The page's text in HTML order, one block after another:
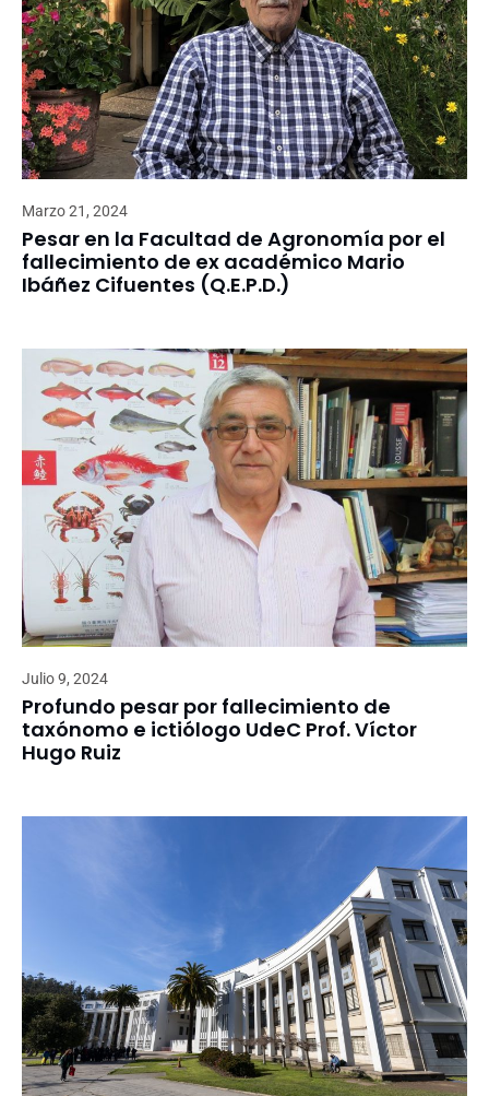
Marzo 21, 2024
Pesar en la Facultad de Agronomía por el
fallecimiento de ex académico Mario
Ibáñez Cifuentes (Q.E.P.D.)
Julio 9, 2024
Profundo pesar por fallecimiento de
taxónomo e ictiólogo UdeC Prof. Víctor
Hugo Ruiz